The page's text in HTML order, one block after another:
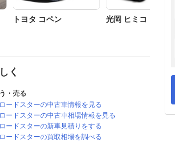
トヨタ コペン 光岡 ヒミコ
く
・売る
ロードスターの中古車情報を見る
ロードスターの中古車相場情報を見る
ロードスターの新車見積りをする
ロードスターの買取相場を調べる